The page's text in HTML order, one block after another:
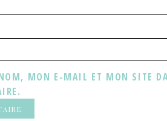
MON E-MAIL ET MON SITE